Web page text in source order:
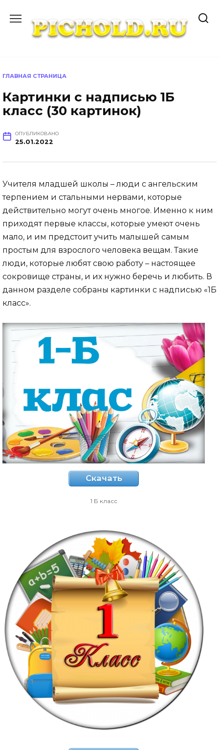
содержанию
ГЛАВНАЯ СТРАНИЦА
Картинки с надписью 1Б
класс (30 картинок)
ОПУБЛИКОВАНО
25.01.2022
Учителя младшей школы – люди с ангельским
терпением и стальными нервами, которые
действительно могут очень многое. Именно к ним
приходят первые классы, которые умеют очень
мало, и им предстоит учить малышей самым
простым для взрослого человека вещам. Такие
люди, которые любят свою работу – настоящее
сокровище страны, и их нужно беречь и любить. В
данном разделе собраны картинки с надписью «1Б
класс».
Скачать
1 Б класс